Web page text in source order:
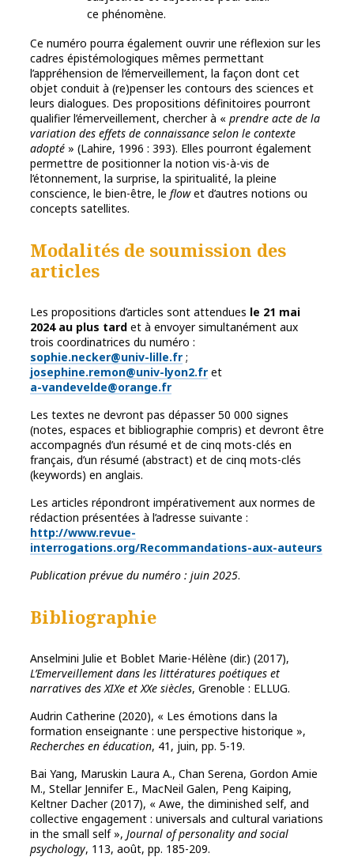
ce phénomène.
Ce numéro pourra également ouvrir une réflexion sur les
cadres épistémologiques mêmes permettant
l’appréhension de l’émerveillement, la façon dont cet
objet conduit à (re)penser les contours des sciences et
leurs dialogues. Des propositions définitoires pourront
qualifier l’émerveillement, chercher à « prendre acte de la
variation des effets de connaissance selon le contexte
adopté » (Lahire, 1996 : 393). Elles pourront également
permettre de positionner la notion vis-à-vis de
l’étonnement, la surprise, la spiritualité, la pleine
conscience, le bien-être, le flowet d’autres notions ou
concepts satellites.
Modalités de soumission des
articles
Les propositions d’articles sont attendues le 21 mai
2024 au plus tard et à envoyer simultanément aux
trois coordinatrices du numéro :
sophie.necker@univ-lille.fr ;
josephine.remon@univ-lyon2.fr et
a-vandevelde@orange.fr
Les textes ne devront pas dépasser 50 000 signes
(notes, espaces et bibliographie compris) et devront être
accompagnés d’un résumé et de cinq mots-clés en
français, d’un résumé (abstract) et de cinq mots-clés
(keywords) en anglais.
Les articles répondront impérativement aux normes de
rédaction présentées à l’adresse suivante :
http://www.revue-
interrogations.org/Recommandations-aux-auteurs
Publication prévue du numéro : juin 2025.
Bibliographie
Anselmini Julie et Boblet Marie-Hélène (dir.) (2017),
L’Emerveillement dans les littératures poétiques et
narratives des XIXe et XXe siècles, Grenoble : ELLUG.
Audrin Catherine (2020), « Les émotions dans la
formation enseignante : une perspective historique »,
Recherches en éducation, 41, juin, pp. 5-19.
Bai Yang, Maruskin Laura A., Chan Serena, Gordon Amie
M., Stellar Jennifer E., MacNeil Galen, Peng Kaiping,
Keltner Dacher (2017), « Awe, the diminished self, and
collective engagement : universals and cultural variations
in the small self », Journal of personality and social
psychology, 113, août, pp. 185-209.